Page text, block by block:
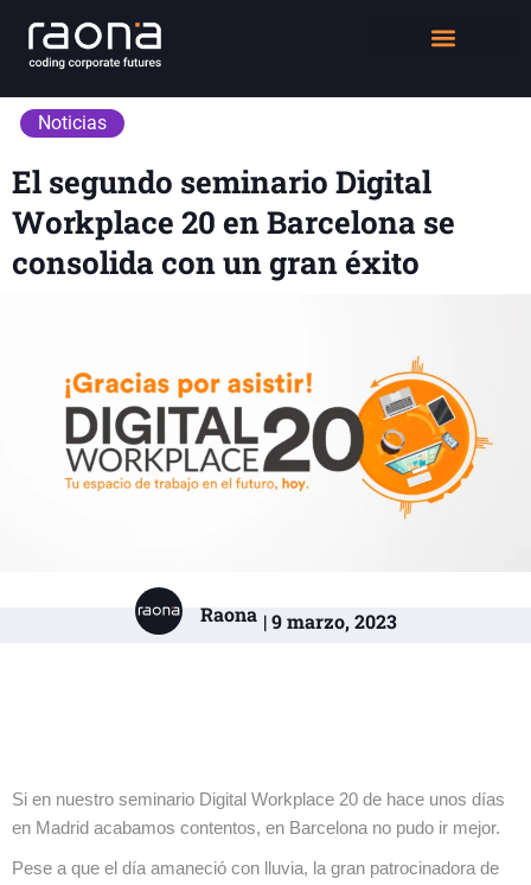
Noticias
El segundo seminario Digital
Workplace 20 en Barcelona se
consolida con un gran éxito
Raona | 9 marzo, 2023
Si en nuestro seminario Digital Workplace 20 de hace unos días
en Madrid acabamos contentos, en Barcelona no pudo ir mejor.
Pese a que el día amaneció con lluvia, la gran patrocinadora de